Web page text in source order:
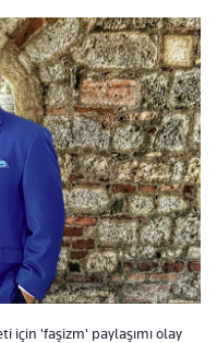
için 'faşizm' paylaşımı olay